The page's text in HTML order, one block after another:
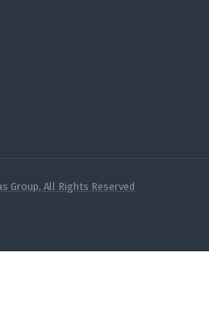
Group, All Rights Reserved